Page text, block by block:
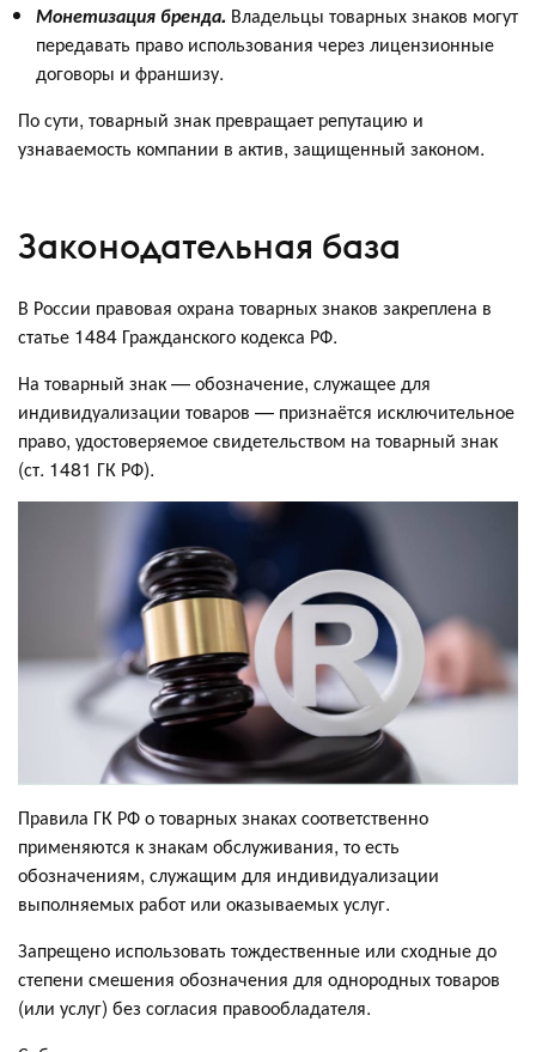
Монетизация бренда. Владельцы товарных знаков могут
передавать право использования через лицензионные
договоры и франшизу.
По сути, товарный знак превращает репутацию и
узнаваемость компании в актив, защищенный законом.
Законодательная база
В России правовая охрана товарных знаков закреплена в
статье 1484 Гражданского кодекса РФ.
На товарный знак — обозначение, служащее для
индивидуализации товаров — признаётся исключительное
право, удостоверяемое свидетельством на товарный знак
(ст. 1481 ГК РФ).
Правила ГК РФ о товарных знаках соответственно
применяются к знакам обслуживания, то есть
обозначениям, служащим для индивидуализации
выполняемых работ или оказываемых услуг.
Запрещено использовать тождественные или сходные до
степени смешения обозначения для однородных товаров
(или услуг) без согласия правообладателя.